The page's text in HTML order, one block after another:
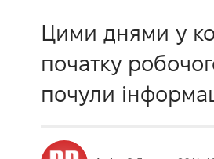
Цими днями у
початку
почули